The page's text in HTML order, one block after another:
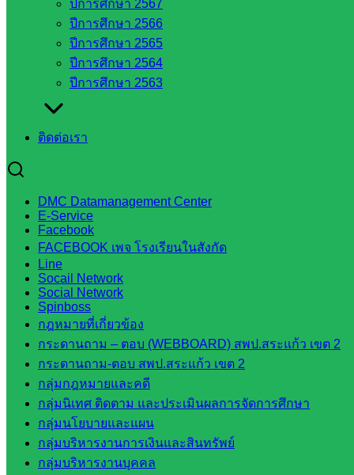
ปีการศึกษา 2567
ปีการศึกษา 2566
ปีการศึกษา 2565
ปีการศึกษา 2564
ปีการศึกษา 2563
ติดต่อเรา
DMC Datamanagement Center
E-Service
Facebook
FACEBOOK เพจ โรงเรียนในสังกัด
Line
Socail Network
Social Network
Spinboss
กฎหมายที่เกี่ยวข้อง
กระดานถาม – ตอบ (WEBBOARD) สพป.สระแก้ว เขต 2
กระดานถาม-ตอบ สพป.สระแก้ว เขต 2
กลุ่มกฎหมายและคดี
กลุ่มนิเทศ ติดตาม และประเมินผลการจัดการศึกษา
กลุ่มนโยบายและแผน
กลุ่มบริหารงานการเงินและสินทรัพย์
กลุ่มบริหารงานบุคคล
งานงาน
เงินและ
สินทรัพย์
กลุ่มน
โยบาย
กลุ่มส่ง
ศึกษา
กลุ่ม
บริหาร
งาน
บุคคล
กลุ่ม
พัฒนาครู
และบุ
คลากรฯ
กลุ่มนิ
เทศ
ติดตาม
และประ
เมินผลฯ